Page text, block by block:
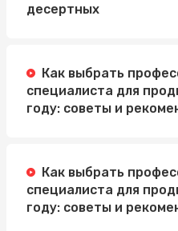
Как выбрать дождевик для
(релейні, сервопривідні,
десертных
Как выбрать
специалиста для
году: советы и
Как выбрать
специалиста для
году: советы и